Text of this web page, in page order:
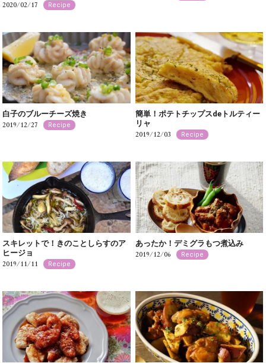
2020/02/17 Recipe
白子のブルーチーズ焼き
2019/12/27 Recipe
簡単！ポテトチップスdeトルティー
リャ
2019/12/03 Recipe
スキレットで！きのことしらすのア
ヒージョ
2019/11/11 Recipe
あったか！デミグラもつ煮込み
2019/12/06 Recipe